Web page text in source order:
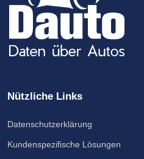
Nützliche Links
Datenschutzerklärung
Kundenspezifische Lösungen